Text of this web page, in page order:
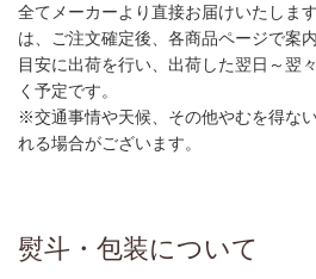
全てメーカーより直接お届けいたしま
は、ご注文確定後、各商品ページで案
目安に出荷を行い、出荷した翌日～翌
く予定です。
※交通事情や天候、その他やむを得な
れる場合がございます。
熨斗・包装について